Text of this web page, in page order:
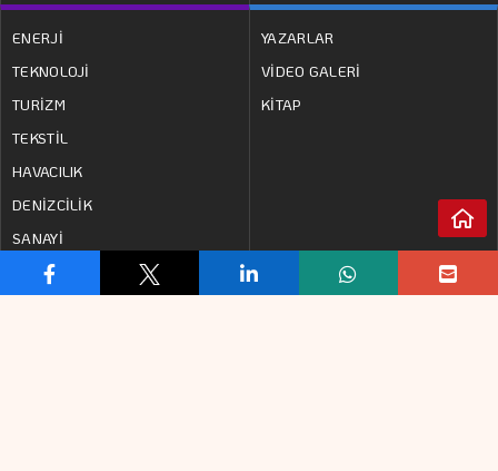
ENERJİ
TEKNOLOJİ
TURİZM
TEKSTİL
HAVACILIK
DENİZCİLİK
SANAYİ
YAZARLAR
VİDEO GALERİ
KİTAP
www.analizgazetesi.com.trinternet sitesinde